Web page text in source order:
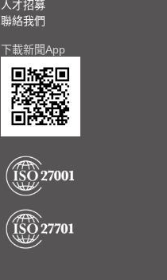
人才招募
聯絡我們
下載新聞App